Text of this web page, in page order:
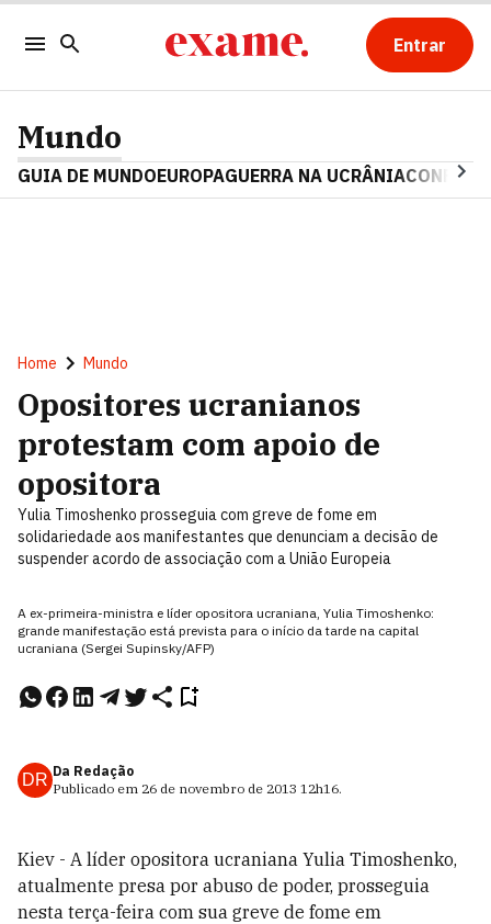
Entrar
Mundo
GUIA DE MUNDOEUROPAGUERRA NA UCRÂNIA
Home Mundo
Opositores ucranianos
protestam com apoio de
opositora
Yulia Timoshenko prosseguia com greve de fome em
solidariedade aos manifestantes que denunciam a decisão de
suspender acordo de associação com a União Europeia
A ex-primeira-ministra e líder opositora ucraniana, Yulia Timoshenko:
grande manifestação está prevista para o início da tarde na capital
ucraniana (Sergei Supinsky/AFP)
DR Da Redação
Publicado em 26 de novembro de 2013 12h16.
Kiev - A líder opositora ucraniana Yulia Timoshenko,
atualmente presa por abuso de poder, prosseguia
nesta terça-feira com sua greve de fome em